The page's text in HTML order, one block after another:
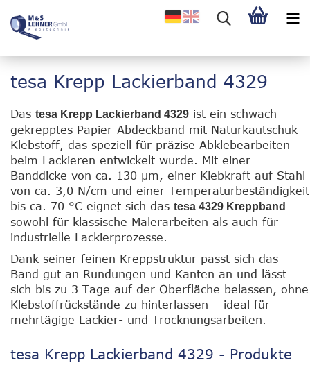
tesa Krepp Lackierband 4329
Das tesa Krepp Lackierband 4329 ist ein schwach
gekrepptes Papier-Abdeckband mit Naturkautschuk-
Klebstoff, das speziell für präzise Abklebearbeiten
beim Lackieren entwickelt wurde. Mit einer
Banddicke von ca. 130 µm, einer Klebkraft auf Stahl
von ca. 3,0 N/cm und einer Temperaturbeständigkeit
bis ca. 70 °C eignet sich das tesa 4329 Kreppband
sowohl für klassische Malerarbeiten als auch für
industrielle Lackierprozesse.
Dank seiner feinen Kreppstruktur passt sich das
Band gut an Rundungen und Kanten an und lässt
sich bis zu 3 Tage auf der Oberfläche belassen, ohne
Klebstoffrückstände zu hinterlassen – ideal für
mehrtägige Lackier- und Trocknungsarbeiten.
tesa Krepp Lackierband 4329 - Produkte